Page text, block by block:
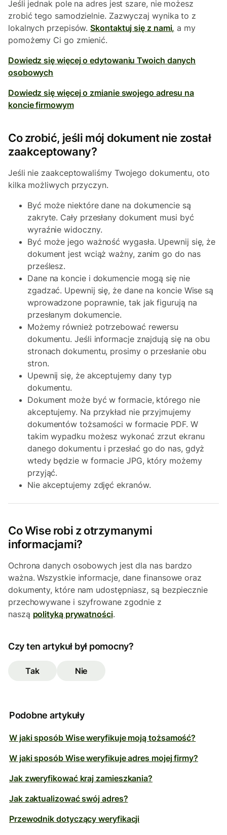
Jeśli jednak pole na adres jest szare, nie możesz
zrobić tego samodzielnie. Zazwyczaj wynika to z
lokalnych przepisów.Skontaktuj się z nami, a my
pomożemy Ci go zmienić.
Dowiedz się więcej o edytowaniu Twoich danych
osobowych
Dowiedz się więcej o zmianie swojego adresu na
koncie firmowym
Co zrobić, jeśli mój dokument nie został
zaakceptowany?
Jeśli nie zaakceptowaliśmy Twojego dokumentu, oto
kilka możliwych przyczyn.
Być może niektóre dane na dokumencie są
zakryte. Cały przesłany dokument musi być
wyraźnie widoczny.
Być może jego ważność wygasła. Upewnij się, że
dokument jest wciąż ważny, zanim go do nas
prześlesz.
Dane na koncie i dokumencie mogą się nie
zgadzać. Upewnij się, że dane na koncie Wise są
wprowadzone poprawnie, tak jak figurują na
przesłanym dokumencie.
Możemy również potrzebować rewersu
dokumentu. Jeśli informacje znajdują się na obu
stronach dokumentu, prosimy o przesłanie obu
stron.
Upewnij się, że akceptujemy dany typ
dokumentu.
Dokument może być w formacie, którego nie
akceptujemy. Na przykład nie przyjmujemy
dokumentów tożsamości w formacie PDF. W
takim wypadku możesz wykonać zrzut ekranu
danego dokumentu i przesłać go do nas, gdyż
wtedy będzie w formacie JPG, który możemy
przyjąć.
Nie akceptujemy zdjęć ekranów.
Co Wise robi z otrzymanymi
informacjami?
Ochrona danych osobowych jest dla nas bardzo
ważna. Wszystkie informacje, dane finansowe oraz
dokumenty, które nam udostępniasz, są bezpiecznie
przechowywane i szyfrowane zgodnie z
naszą polityką prywatności.
Czy ten artykuł był pomocny?
Tak Nie
Podobne artykuły
W jaki sposób Wise weryfikuje moją tożsamość?
W jaki sposób Wise weryfikuje adres mojej firmy?
Jak zweryfikować kraj zamieszkania?
Jak zaktualizować swój adres?
Przewodnik dotyczący weryfikacji